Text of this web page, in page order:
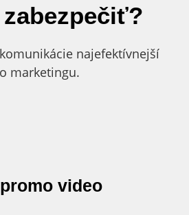
najefektívnejší
marketingu.
video